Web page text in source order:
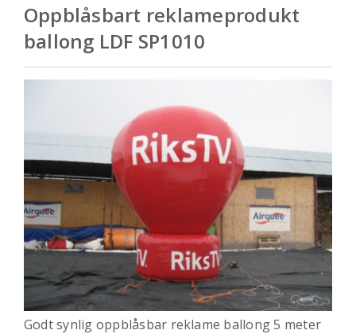
Oppblåsbart reklameprodukt
ballong LDF SP1010
Godt synlig oppblåsbar reklame ballong 5 meter